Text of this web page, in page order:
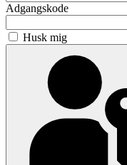
Adgangskode
Husk mig